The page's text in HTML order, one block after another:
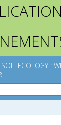
SOIL ECOLOGY :